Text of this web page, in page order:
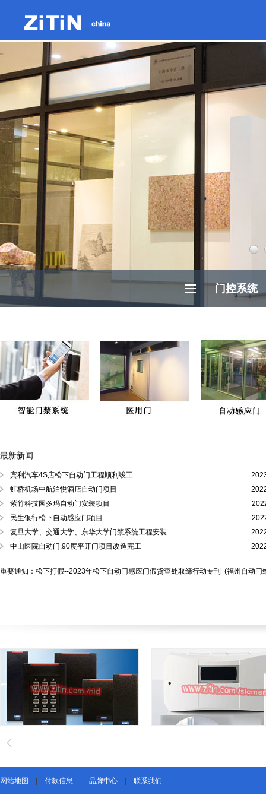
门控系统
最新新闻
宾利汽车4S店松下自动门工程顺利竣工
虹桥机场中航泊悦酒店自动门项目
紫竹科技园多玛自动门安装项目
民生银行松下自动感应门项目
复旦大学、交通大学、东华大学门禁系统工程安装
中山医院自动门,90度平开门项目改造完工
重要通知：松下打假--2023年松下自动门感应门假货查处取缔行动专刊 (福州自动门
网站地图 付款信息 品牌中心 联系我们